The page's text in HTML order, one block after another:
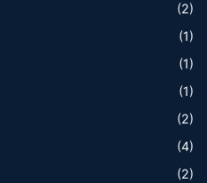
(2)
(1)
(1)
(1)
(2)
(4)
(2)